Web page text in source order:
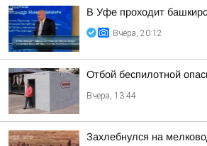
В Уфе проходит
Вчера, 20:12
Отбой беспилотной
Вчера, 13:44
Захлебнулся на